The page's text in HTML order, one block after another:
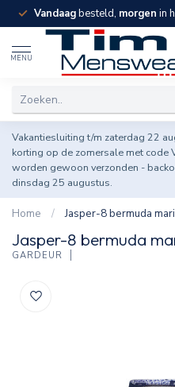
Vandaagbesteld, morgen in
MENU
Vakantiesluiting t/m zaterdag 22
korting op de zomersale met code
worden gewoon verzonden -
dinsdag 25 augustus.
Home / Jasper-8 bermuda
Jasper-8 bermuda
GARDEUR